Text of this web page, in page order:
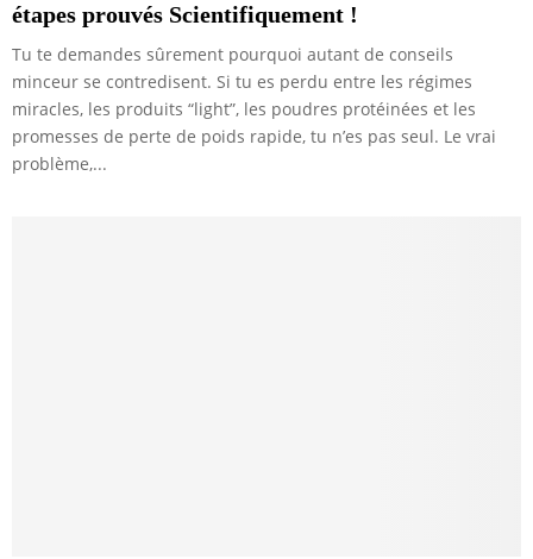
étapes prouvés Scientifiquement !
Tu te demandes sûrement pourquoi autant de conseils
minceur se contredisent. Si tu es perdu entre les régimes
miracles, les produits “light”, les poudres protéinées et les
promesses de perte de poids rapide, tu n’es pas seul. Le vrai
problème,...